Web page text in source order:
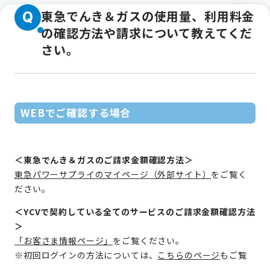
Q 東急でんき＆ガスの使用量、利用料金
の確認方法や請求について教えてくだ
さい。
WEBでご確認する場合
＜東急でんき＆ガスのご請求金額確認方法＞
東急パワーサプライのマイページ（外部サイト） をご覧く
ださい。
＜YCVで契約している全てのサービスのご請求金額確認方法
＞
「お客さま情報ページ」 をご覧ください。
※初回ログインの方法については、 こちらのページもご覧